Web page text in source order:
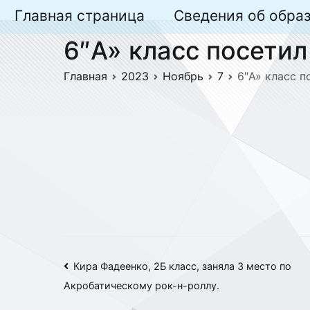
Перейти
содержимому
Главная страница Сведения об
6″А» класс
Главная 2023 Ноябрь 7 6″А» класс
Навигация
по
Кира Фадеенко, 2Б класс, заняла 3 место по
Акробатическому рок-н-роллу.